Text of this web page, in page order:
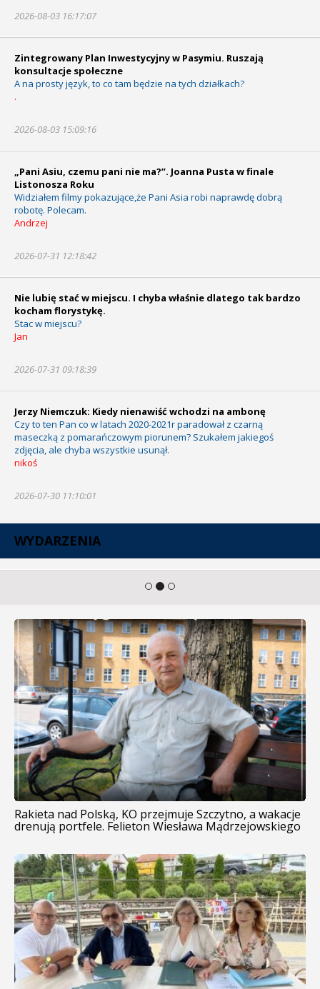
2026-08-03 16:17:07
Zintegrowany Plan Inwestycyjny w Pasymiu. Ruszają
konsultacje społeczne
A na prosty język, to co tam będzie na tych działkach?
.
2026-08-03 15:09:16
„Pani Asiu, czemu pani nie ma?”. Joanna Pusta w finale
Listonosza Roku
Widziałem filmy pokazujące,że Pani Asia robi naprawdę dobrą
robotę. Polecam.
Andrzej
2026-07-31 12:18:42
Nie lubię stać w miejscu. I chyba właśnie dlatego tak bardzo
kocham florystykę.
Stac w miejscu?
Jan
2026-07-31 09:18:39
Jerzy Niemczuk: Kiedy nienawiść wchodzi na ambonę
Czy to ten Pan co w latach 2020-2021r paradował z czarną
maseczką z pomarańczowym piorunem? Szukałem jakiegoś
zdjęcia, ale chyba wszystkie usunął.
nikoś
2026-07-30 11:10:01
WYDARZENIA
Rakieta nad Polską, KO przejmuje Szczytno, a wakacje
drenują portfele. Felieton Wiesława Mądrzejowskiego